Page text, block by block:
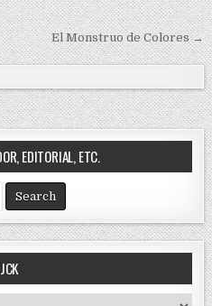
El Monstruo de Colores →
EDITORIAL, ETC.